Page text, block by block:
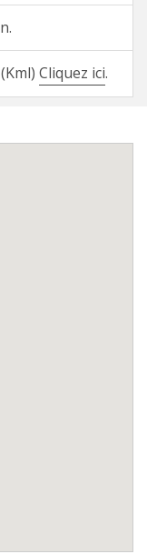
- Santiago de
(Kml) Cliquez ici.